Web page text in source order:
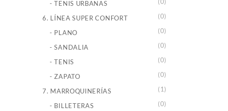
- TENIS URBANAS
6. LÍNEA SUPER CONFORT (0)
- PLANO (0)
- SANDALIA (0)
- TENIS (0)
- ZAPATO (0)
7. MARROQUINERÍAS (1)
- BILLETERAS (0)